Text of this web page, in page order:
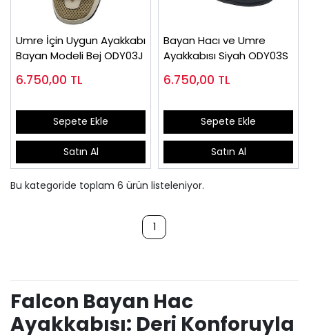
Umre İçin Uygun Ayakkabı
Bayan Modeli Bej ODY03J
6.750,00 TL
Sepete Ekle
Satın Al
Bayan Hacı ve Umre
Ayakkabısı Siyah ODY03S
6.750,00 TL
Sepete Ekle
Satın Al
Bu kategoride toplam 6 ürün listeleniyor.
1
Falcon Bayan Hac
Ayakkabısı: Deri Konforuyla